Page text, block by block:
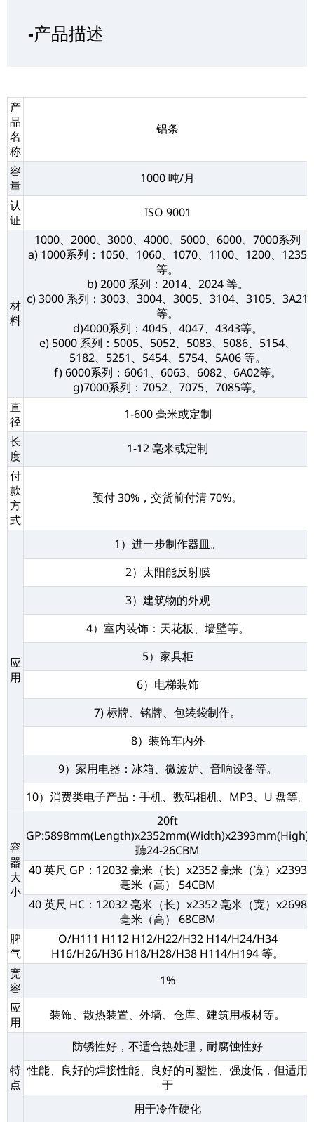
-产品描述
产
品
名
称
铝条
容
量
1000 吨/月
认
证
ISO 9001
材
料
1000、2000、3000、4000、5000、6000、7000系列
a) 1000系列：1050、1060、1070、1100、1200、1235
等。
b) 2000 系列：2014、2024 等。
c) 3000 系列：3003、3004、3005、3104、3105、3A21
等。
d)4000系列：4045、4047、4343等。
e) 5000 系列：5005、5052、5083、5086、5154、
5182、5251、5454、5754、5A06 等。
f) 6000系列：6061、6063、6082、6A02等。
g)7000系列：7052、7075、7085等。
直
径
1-600 毫米或定制
长
度
1-12 毫米或定制
付
款
方
式
预付 30%，交货前付清 70%。
应
用
1）进一步制作器皿。
2）太阳能反射膜
3）建筑物的外观
4）室内装饰：天花板、墙壁等。
5）家具柜
6）电梯装饰
7) 标牌、铭牌、包装袋制作。
8）装饰车内外
9）家用电器：冰箱、微波炉、音响设备等。
10）消费类电子产品：手机、数码相机、MP3、U 盘等。
容
器
大
小
20ft
GP:5898mm(Length)x2352mm(Width)x2393mm(High)
聽24-26CBM
40 英尺 GP：12032 毫米（长）x2352 毫米（宽）x2393
毫米（高） 54CBM
40 英尺 HC：12032 毫米（长）x2352 毫米（宽）x2698
毫米（高） 68CBM
脾
气
O/H111 H112 H12/H22/H32 H14/H24/H34
H16/H26/H36 H18/H28/H38 H114/H194 等。
宽
容
1%
应
用
装饰、散热装置、外墙、仓库、建筑用板材等。
特
点
防锈性好，不适合热处理，耐腐蚀性好
性能、良好的焊接性能、良好的可塑性、强度低，但适用
于
用于冷作硬化
—产品展示
-厂房
-产品包装